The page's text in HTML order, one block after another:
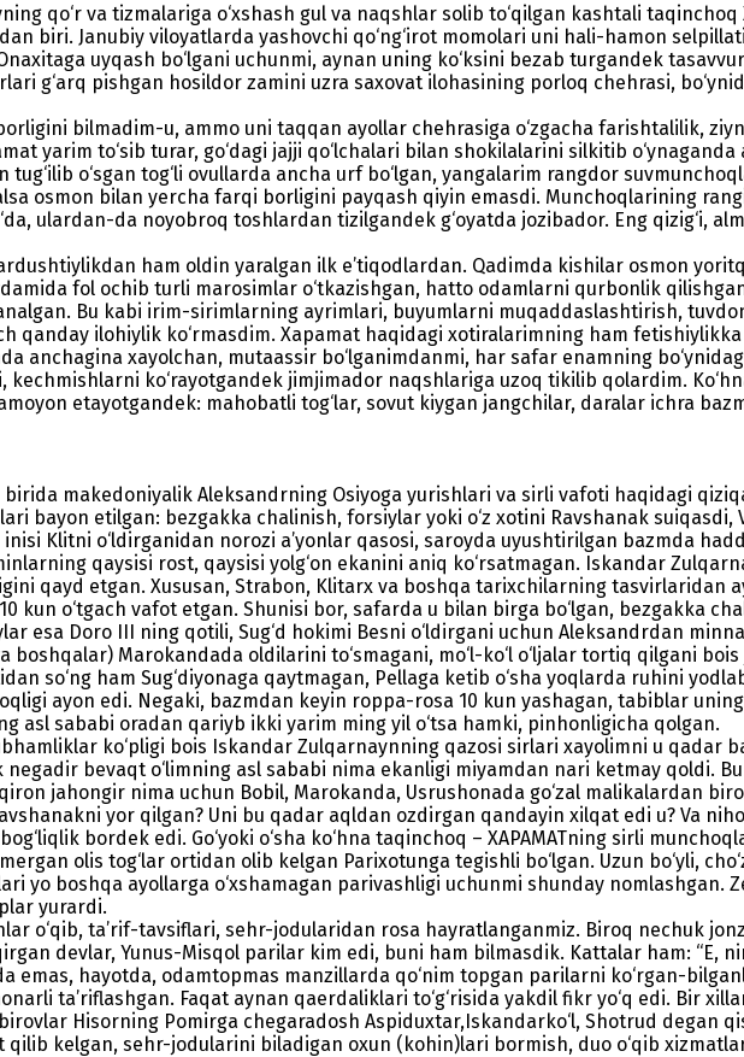
qo‘r va tizmalariga o‘xshash gul va naqshlar solib to‘qilgan kashtali
biri. Janubiy viloyatlarda yashovchi qo‘ng‘irot momolari uni hali-hamon
uyqash bo‘lgani uchunmi, aynan uning ko‘ksini bezab turgandek
g‘arq pishgan hosildor zamini uzra saxovat ilohasining porloq chehrasi,
bilmadim-u, ammo uni taqqan ayollar chehrasiga o‘zgacha farishtalilik,
yarim to‘sib turar, go‘dagi jajji qo‘lchalari bilan shokilalarini silkitib
o‘sgan tog‘li ovullarda ancha urf bo‘lgan, yangalarim rangdor
osmon bilan yercha farqi borligini payqash qiyin emasdi. Munchoqlarining
ulardan-da noyobroq toshlardan tizilgandek g‘oyatda jozibador. Eng qizig‘i,
ham oldin yaralgan ilk e’tiqodlardan. Qadimda kishilar osmon
fol ochib turli marosimlar o‘tkazishgan, hatto odamlarni qurbonlik
Bu kabi irim-sirimlarning ayrimlari, buyumlarni muqaddaslashtirish,
qanday ilohiylik ko‘rmasdim. Xapamat haqidagi xotiralarimning ham
anchagina xayolchan, mutaassir bo‘lganimdanmi, har safar enamning
kechmishlarni ko‘rayotgandek jimjimador naqshlariga uzoq tikilib qolardim.
etayotgandek: mahobatli tog‘lar, sovut kiygan jangchilar, daralar ichra
makedoniyalik Aleksandrning Osiyoga yurishlari va sirli vafoti haqidagi
bayon etilgan: bezgakka chalinish, forsiylar yoki o‘z xotini Ravshanak
Klitni o‘ldirganidan norozi a’yonlar qasosi, saroyda uyushtirilgan bazmda
qaysisi rost, qaysisi yolg‘on ekanini aniq ko‘rsatmagan. Iskandar
qayd etgan. Xususan, Strabon, Klitarx va boshqa tarixchilarning tasvirlaridan
kun o‘tgach vafot etgan. Shunisi bor, safarda u bilan birga bo‘lgan, bezgakka
esa Doro III ning qotili, Sug‘d hokimi Besni o‘ldirgani uchun Aleksandrdan
boshqalar) Marokandada oldilarini to‘smagani, mo‘l-ko‘l o‘ljalar tortiq qilgani
so‘ng ham Sug‘diyonaga qaytmagan, Pellaga ketib o‘sha yoqlarda ruhini
ayon edi. Negaki, bazmdan keyin roppa-rosa 10 kun yashagan, tabiblar
asl sababi oradan qariyb ikki yarim ming yil o‘tsa hamki, pinhonligicha qolgan.
ko‘pligi bois Iskandar Zulqarnaynning qazosi sirlari xayolimni u qadar
negadir bevaqt o‘limning asl sababi nima ekanligi miyamdan nari ketmay qoldi.
jahongir nima uchun Bobil, Marokanda, Usrushonada go‘zal malikalardan
yor qilgan? Uni bu qadar aqldan ozdirgan qandayin xilqat edi u? Va
bordek edi. Go‘yoki o‘sha ko‘hna taqinchoq – XAPAMATning sirli
olis tog‘lar ortidan olib kelgan Parixotunga tegishli bo‘lgan. Uzun bo‘yli,
yo boshqa ayollarga o‘xshamagan parivashligi uchunmi shunday
yurardi.
o‘qib, ta’rif-tavsiflari, sehr-jodularidan ro­sa hayratlanganmiz. Biroq nechuk
qirgan devlar, Yunus-Misqol parilar kim edi, buni ham bilmasdik. Kattalar ham: “E,
emas, hayotda, odamtopmas manzillarda qo‘nim topgan parilarni ko‘rgan-
ta’riflashgan. Faqat aynan qaerdaliklari to‘g‘risida yakdil fikr yo‘q edi. Bir
Hisorning Pomirga chegaradosh Aspiduxtar,Iskandarko‘l, Shotrud degan
qilib kelgan, sehr-jodularini biladigan oxun (kohin)lari bormish, duo o‘qib